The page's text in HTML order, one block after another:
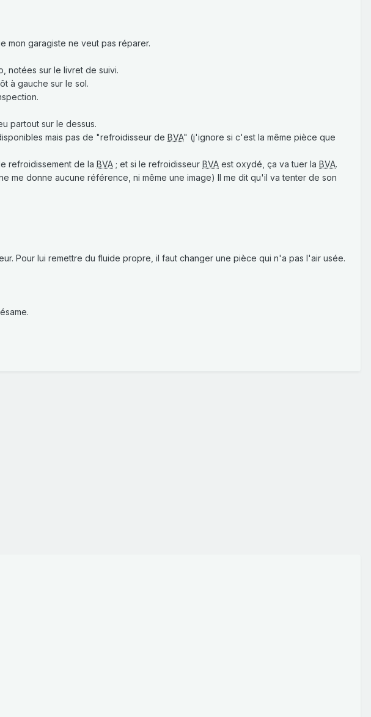
mon garagiste ne veut pas réparer.
notées sur le livret de suivi.
à gauche sur le sol.
partout sur le dessus.
mais pas de "refroidisseur de BVA" (j'ignore si c'est la même pièce que
refroidissement de la BVA ; et si le refroidisseur BVA est oxydé, ça va tuer la BVA.
me donne aucune référence, ni même une image) Il me dit qu'il va tenter de son
Pour lui remettre du fluide propre, il faut changer une pièce qui n'a pas l'air usée.